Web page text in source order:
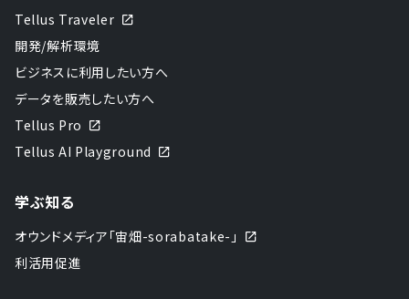
Tellus Traveler
開発/解析環境
ビジネスに利用したい方へ
データを販売したい方へ
Tellus Pro
Tellus AI Playground
学ぶ知る
オウンドメディア「宙畑-sorabatake-」
利活用促進